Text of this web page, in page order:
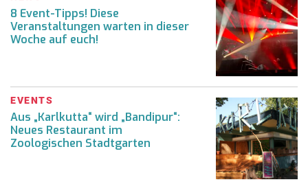
8 Event-Tipps! Diese
Veranstaltungen warten in dieser
Woche auf euch!
EVENTS
Aus „Karlkutta“ wird „Bandipur“:
Neues Restaurant im
Zoologischen Stadtgarten